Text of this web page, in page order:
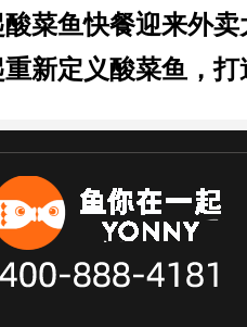
菜鱼快餐迎来外卖
新定义酸菜鱼，